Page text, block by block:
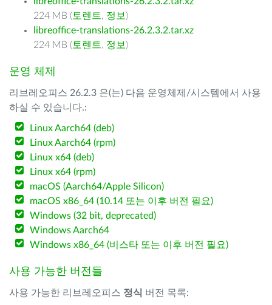
224 MB ( 토렌트, 정보 )
libreoffice-translations-26.2.3.2.tar.xz
224 MB ( 토렌트, 정보 )
운영 체제
리브레오피스 26.2.3 은(는) 다음 운영체제/시스템에서 사용
하실 수 있습니다.:
Linux Aarch64 (deb)
Linux Aarch64 (rpm)
Linux x64 (deb)
Linux x64 (rpm)
macOS (Aarch64/Apple Silicon)
macOS x86_64 (10.14 또는 이후 버전 필요)
Windows (32 bit, deprecated)
Windows Aarch64
Windows x86_64 (비스타 또는 이후 버전 필요)
사용 가능한 버전들
사용 가능한 리브레오피스 정식 버전 목록: